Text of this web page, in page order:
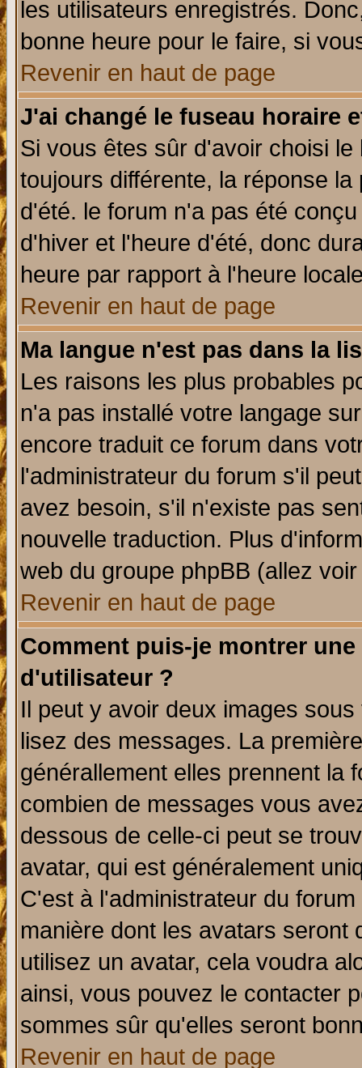
les utilisateurs enregistrés.
bonne heure pour le faire, si
Revenir en haut de page
J'ai changé le fuseau horaire
Si vous êtes sûr d'avoir choisi
toujours différente, la réponse
d'été. le forum n'a pas été
d'hiver et l'heure d'été, donc
heure par rapport à l'heure
Revenir en haut de page
Ma langue n'est pas dans la
Les raisons les plus probables
n'a pas installé votre langage
encore traduit ce forum dans
l'administrateur du forum s'il
avez besoin, s'il n'existe pas
nouvelle traduction. Plus
web du groupe phpBB (allez
Revenir en haut de page
Comment puis-je montrer
d'utilisateur ?
Il peut y avoir deux images
lisez des messages. La
générallement elles prennent la
combien de messages vous
dessous de celle-ci peut se
avatar, qui est généralement
C'est à l'administrateur du
manière dont les avatars seront
utilisez un avatar, cela voudra
ainsi, vous pouvez le contacter
sommes sûr qu'elles seront
Revenir en haut de page